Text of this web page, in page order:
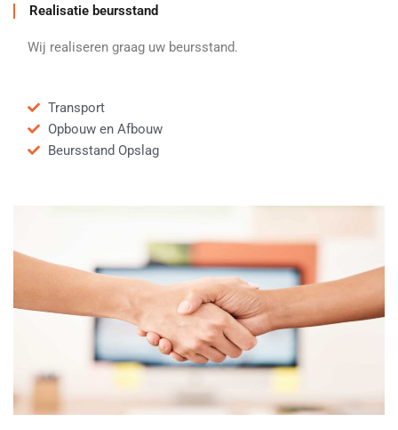
Realisatie beursstand
Wij realiseren graag uw beursstand.
Transport
Opbouw en Afbouw
Beursstand Opslag